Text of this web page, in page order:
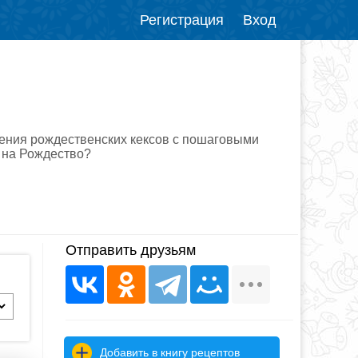
Регистрация Вход
рождественских кексов с пошаговыми
Рождество?
Отправить друзьям
Добавить в книгу рецептов